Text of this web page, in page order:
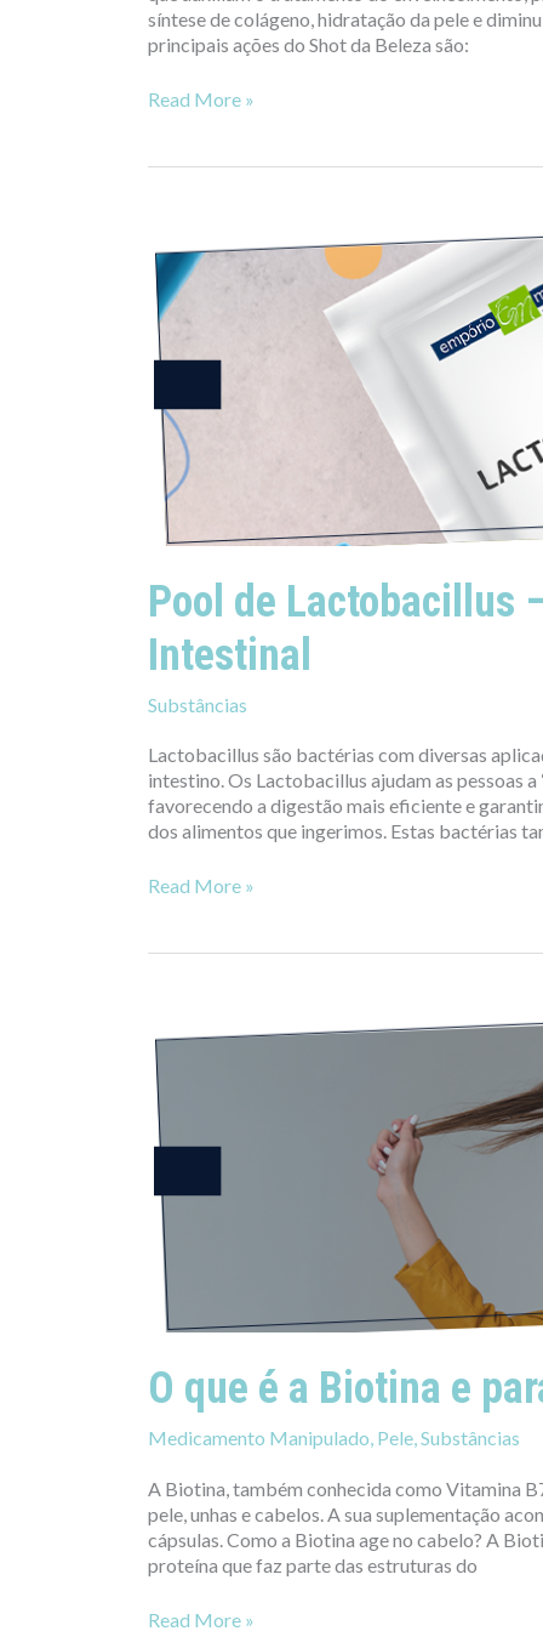
síntese de colágeno, hidratação da pele e
principais ações do Shot da Beleza são:
Read More »
Pool de Lactobacillus
Intestinal
Substâncias
Lactobacillus são bactérias com diversas
intestino. Os Lactobacillus ajudam as pessoas
favorecendo a digestão mais eficiente e
dos alimentos que ingerimos. Estas bactérias
de
Lactobacillus
Benefícios
para
Saúde
Intestinal
Read More »
O que é a Biotina e
Medicamento Manipulado, Pele,Substâncias
A Biotina, também conhecida como Vitamina
pele, unhas e cabelos. A sua suplementação
cápsulas. Como a Biotina age no cabelo? A
proteína que faz parte das estruturas do
que
é
Biotina
e
que
serve?
Read More »